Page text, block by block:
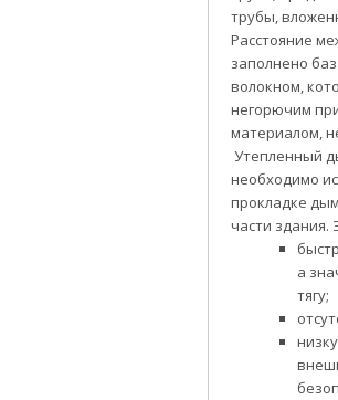
трубы,
Расстояние
заполнено
волокном,
негорючим
материалом,
Утепленный
необходимо
прокладке
части здания.
а
тягу;